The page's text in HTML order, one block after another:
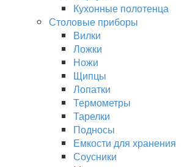
Кухонные полотенца
Столовые приборы
Вилки
Ложки
Ножи
Щипцы
Лопатки
Термометры
Тарелки
Подносы
Емкости для хранения
Соусники